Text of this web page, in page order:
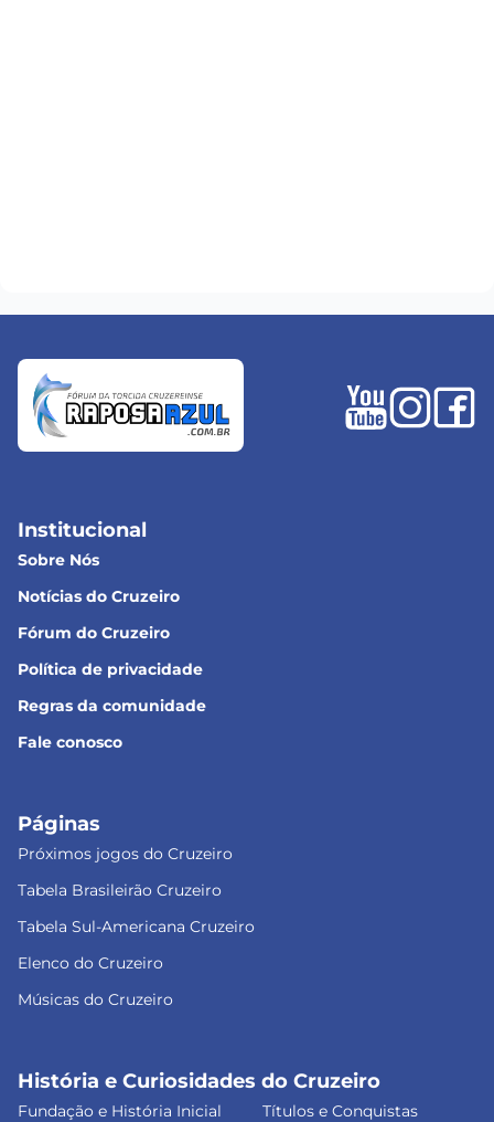
Institucional
Sobre Nós
Notícias do Cruzeiro
Fórum do Cruzeiro
Política de privacidade
Regras da comunidade
Fale conosco
Páginas
Próximos jogos do Cruzeiro
Tabela Brasileirão Cruzeiro
Tabela Sul-Americana Cruzeiro
Elenco do Cruzeiro
Músicas do Cruzeiro
História e Curiosidades do Cruzeiro
Fundação e História Inicial
Títulos e Conquistas